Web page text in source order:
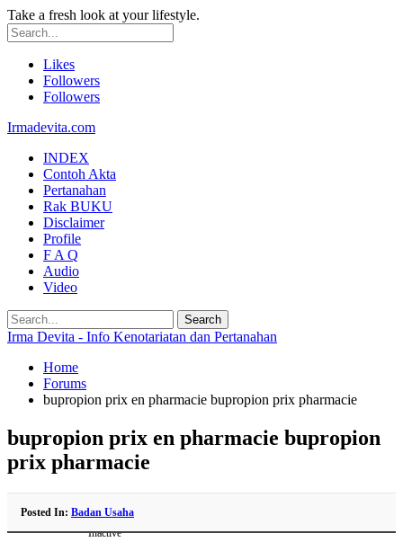
Take a fresh look at your lifestyle.
Likes
Followers
Followers
Irmadevita.com
INDEX
Contoh Akta
Pertanahan
Rak BUKU
Disclaimer
Profile
F A Q
Audio
Video
Irma Devita - Info Kenotariatan dan Pertanahan
Home
Forums
bupropion prix en pharmacie bupropion prix pharmacie
bupropion prix en pharmacie bupropion
prix pharmacie
Posted In: Badan Usaha
Inactive